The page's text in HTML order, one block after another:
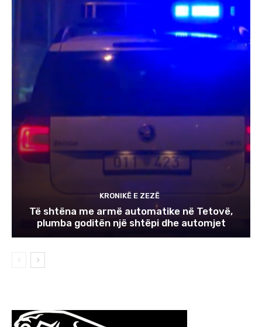
KRONIKË E ZEZË
Të shtëna me armë automatike në Tetovë,
plumba goditën një shtëpi dhe automjet